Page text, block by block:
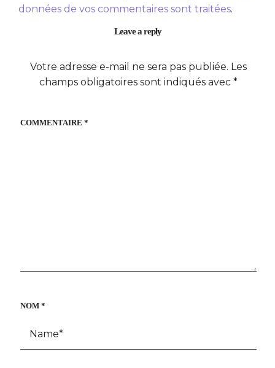
données de vos commentaires sont traitées.
Leave a reply
Votre adresse e-mail ne sera pas publiée. Les
champs obligatoires sont indiqués avec *
COMMENTAIRE *
NOM *